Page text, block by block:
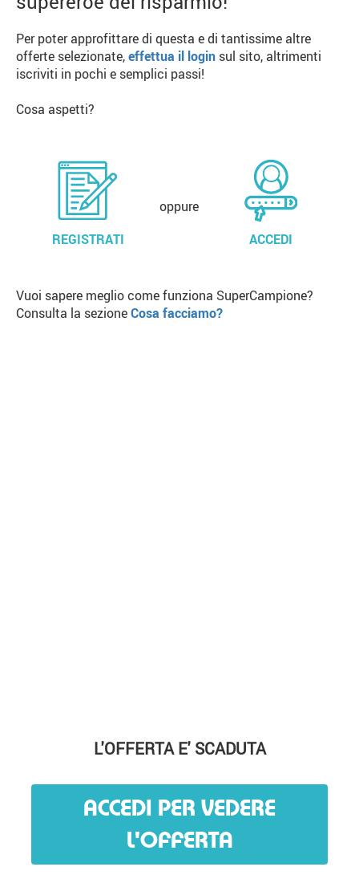
Per poter approfittare di questa e di tantissime altre
offerte selezionate,effettua il login sul sito, altrimenti
iscriviti in pochi e semplici passi!
Cosa aspetti?
REGISTRATI
oppure
ACCEDI
Vuoi sapere meglio come funziona SuperCampione?
Consulta la sezioneCosa facciamo?
L'OFFERTA E' SCADUTA
ACCEDI PER VEDERE
L'OFFERTA